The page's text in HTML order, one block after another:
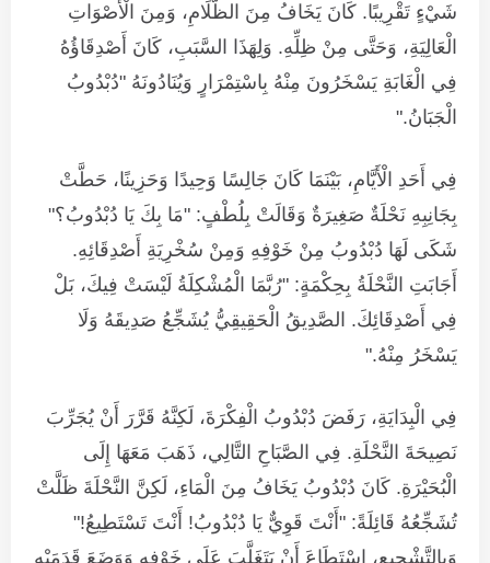
شَيْءٍ تَقْرِيبًا. كَانَ يَخَافُ مِنَ الظَّلَامِ، وَمِنَ الْأَصْوَاتِ
الْعَالِيَةِ، وَحَتَّى مِنْ ظِلِّهِ. وَلِهَذَا السَّبَبِ، كَانَ أَصْدِقَاؤُهُ
فِي الْغَابَةِ يَسْخَرُونَ مِنْهُ بِاسْتِمْرَارٍ وَيُنَادُونَهُ "دُبْدُوبُ
الْجَبَانُ."
فِي أَحَدِ الْأَيَّامِ، بَيْنَمَا كَانَ جَالِسًا وَحِيدًا وَحَزِينًا، حَطَّتْ
بِجَانِبِهِ نَحْلَةٌ صَغِيرَةٌ وَقَالَتْ بِلُطْفٍ: "مَا بِكَ يَا دُبْدُوبُ؟"
شَكَى لَهَا دُبْدُوبُ مِنْ خَوْفِهِ وَمِنْ سُخْرِيَةِ أَصْدِقَائِهِ.
أَجَابَتِ النَّحْلَةُ بِحِكْمَةٍ: "رُبَّمَا الْمُشْكِلَةُ لَيْسَتْ فِيكَ، بَلْ
فِي أَصْدِقَائِكَ. الصَّدِيقُ الْحَقِيقِيُّ يُشَجِّعُ صَدِيقَهُ وَلَا
يَسْخَرُ مِنْهُ."
فِي الْبِدَايَةِ، رَفَضَ دُبْدُوبُ الْفِكْرَةَ، لَكِنَّهُ قَرَّرَ أَنْ يُجَرِّبَ
نَصِيحَةَ النَّحْلَةِ. فِي الصَّبَاحِ التَّالِي، ذَهَبَ مَعَهَا إِلَى
الْبُحَيْرَةِ. كَانَ دُبْدُوبُ يَخَافُ مِنَ الْمَاءِ، لَكِنَّ النَّحْلَةَ ظَلَّتْ
تُشَجِّعُهُ قَائِلَةً: "أَنْتَ قَوِيٌّ يَا دُبْدُوبُ! أَنْتَ تَسْتَطِيعُ!"
وَبِالتَّشْجِيعِ، اسْتَطَاعَ أَنْ يَتَغَلَّبَ عَلَى خَوْفِهِ وَوَضَعَ قَدَمَيْهِ